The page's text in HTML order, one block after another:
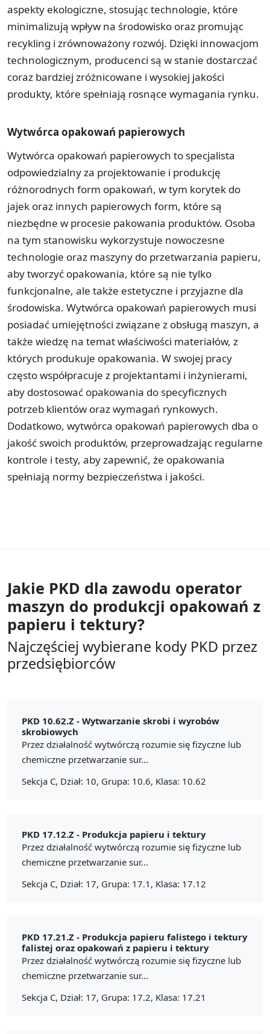
aspekty ekologiczne, stosując technologie, które
minimalizują wpływ na środowisko oraz promując
recykling i zrównoważony rozwój. Dzięki innowacjom
technologicznym, producenci są w stanie dostarczać
coraz bardziej zróżnicowane i wysokiej jakości
produkty, które spełniają rosnące wymagania rynku.
Wytwórca opakowań papierowych
Wytwórca opakowań papierowych to specjalista
odpowiedzialny za projektowanie i produkcję
różnorodnych form opakowań, w tym korytek do
jajek oraz innych papierowych form, które są
niezbędne w procesie pakowania produktów. Osoba
na tym stanowisku wykorzystuje nowoczesne
technologie oraz maszyny do przetwarzania papieru,
aby tworzyć opakowania, które są nie tylko
funkcjonalne, ale także estetyczne i przyjazne dla
środowiska. Wytwórca opakowań papierowych musi
posiadać umiejętności związane z obsługą maszyn, a
także wiedzę na temat właściwości materiałów, z
których produkuje opakowania. W swojej pracy
często współpracuje z projektantami i inżynierami,
aby dostosować opakowania do specyficznych
potrzeb klientów oraz wymagań rynkowych.
Dodatkowo, wytwórca opakowań papierowych dba o
jakość swoich produktów, przeprowadzając regularne
kontrole i testy, aby zapewnić, że opakowania
spełniają normy bezpieczeństwa i jakości.
Jakie PKD dla zawodu operator
maszyn do produkcji opakowań z
papieru i tektury?
Najczęściej wybierane kody PKD przez
przedsiębiorców
PKD 10.62.Z - Wytwarzanie skrobi i wyrobów
skrobiowych
Przez działalność wytwórczą rozumie się fizyczne lub
chemiczne przetwarzanie sur...
Sekcja C, Dział: 10, Grupa: 10.6, Klasa: 10.62
PKD 17.12.Z - Produkcja papieru i tektury
Przez działalność wytwórczą rozumie się fizyczne lub
chemiczne przetwarzanie sur...
Sekcja C, Dział: 17, Grupa: 17.1, Klasa: 17.12
PKD 17.21.Z - Produkcja papieru falistego i tektury
falistej oraz opakowań z papieru i tektury
Przez działalność wytwórczą rozumie się fizyczne lub
chemiczne przetwarzanie sur...
Sekcja C, Dział: 17, Grupa: 17.2, Klasa: 17.21